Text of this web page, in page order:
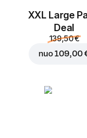
XXL Large
Deal
139,50 €
nuo 109,00